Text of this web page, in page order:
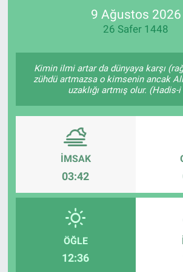
9 Ağustos 2026
26 Safer 1448
Kimin ilmi artar da dünyaya karşı
zühdü artmazsa o kimsenin ancak
uzaklığı artmış olur. (Hadis-
İMSAK
03:42
ÖĞLE
12:36
RESMİ İLANLAR